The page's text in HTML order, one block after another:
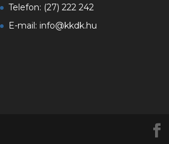
Telefon: (27) 222 242
E-mail: info@kkdk.hu